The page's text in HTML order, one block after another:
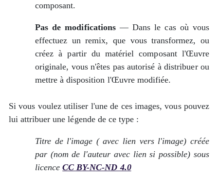
composant.
Pas de modifications— Dans le cas où vous
effectuez un remix, que vous transformez, ou
créez à partir du matériel composant l'Œuvre
originale, vous n'êtes pas autorisé à distribuer ou
mettre à disposition l'Œuvre modifiée.
Si vous voulez utiliser l'une de ces images, vous pouvez
lui attribuer une légende de ce type :
Titre de l'image ( avec lien vers l'image) créée
par (nom de l'auteur avec lien si possible) sous
licenceCC BY-NC-ND 4.0